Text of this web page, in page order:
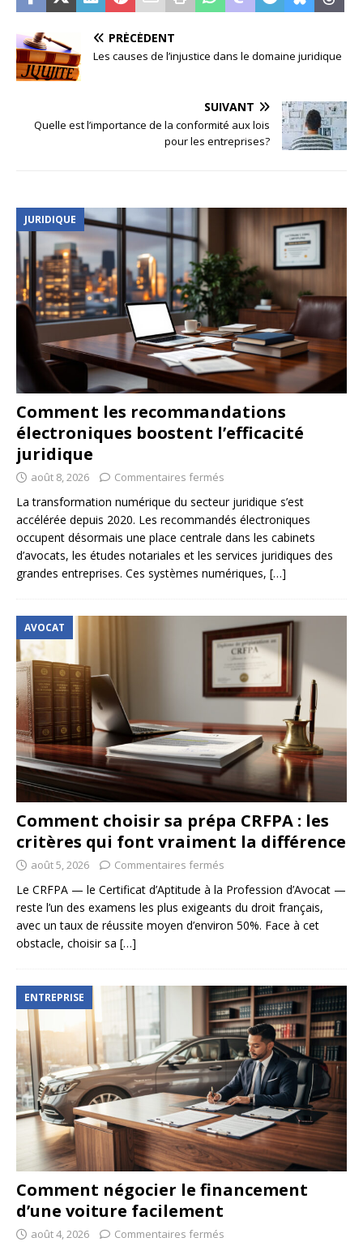
PRÉCÉDENT
Les causes de l’injustice dans le domaine juridique
SUIVANT
Quelle est l’importance de la conformité aux lois
pour les entreprises?
JURIDIQUE
Comment les recommandations
électroniques boostent l’efficacité
juridique
août 8, 2026 Commentaires fermés
La transformation numérique du secteur juridique s’est
accélérée depuis 2020. Les recommandés électroniques
occupent désormais une place centrale dans les cabinets
d’avocats, les études notariales et les services juridiques des
grandes entreprises. Ces systèmes numériques, […]
AVOCAT
Comment choisir sa prépa CRFPA : les
critères qui font vraiment la différence
août 5, 2026 Commentaires fermés
Le CRFPA — le Certificat d’Aptitude à la Profession d’Avocat —
reste l’un des examens les plus exigeants du droit français,
avec un taux de réussite moyen d’environ 50%. Face à cet
obstacle, choisir sa […]
ENTREPRISE
Comment négocier le financement
d’une voiture facilement
août 4, 2026 Commentaires fermés